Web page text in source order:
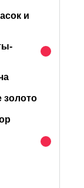
и
золото